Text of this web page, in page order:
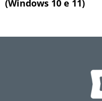
(Windows 10 e 11)